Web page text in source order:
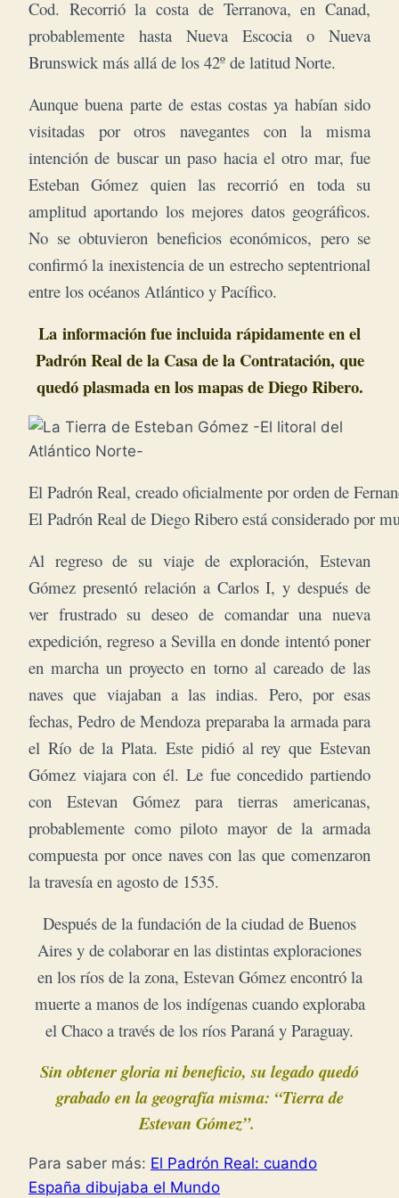
Cod. Recorrió la costa de Terranova, en Canad,
probablemente hasta Nueva Escocia o Nueva
Brunswick más allá de los 42º de latitud Norte.
Aunque buena parte de estas costas ya habían sido
visitadas por otros navegantes con la misma
intención de buscar un paso hacia el otro mar, fue
Esteban Gómez quien las recorrió en toda su
amplitud aportando los mejores datos geográficos.
No se obtuvieron beneficios económicos, pero se
confirmó la inexistencia de un estrecho septentrional
entre los océanos Atlántico y Pacífico.
La información fue incluida rápidamente en el
Padrón Real de la Casa de la Contratación, que
quedó plasmada en los mapas de Diego Ribero.
El Padrón Real, creado oficialmente por orden de
El Padrón Real de Diego Ribero está considerado por
Al regreso de su viaje de exploración, Estevan
Gómez presentó relación a Carlos I, y después de
ver frustrado su deseo de comandar una nueva
expedición, regreso a Sevilla en donde intentó poner
en marcha un proyecto en torno al careado de las
naves que viajaban a las indias. Pero, por esas
fechas, Pedro de Mendoza preparaba la armada para
el Río de la Plata. Este pidió al rey que Estevan
Gómez viajara con él. Le fue concedido partiendo
con Estevan Gómez para tierras americanas,
probablemente como piloto mayor de la armada
compuesta por once naves con las que comenzaron
la travesía en agosto de 1535.
Después de la fundación de la ciudad de Buenos
Aires y de colaborar en las distintas exploraciones
en los ríos de la zona, Estevan Gómez encontró la
muerte a manos de los indígenas cuando exploraba
el Chaco a través de los ríos Paraná y Paraguay.
Sin obtener gloria ni beneficio, su legado quedó
grabado en la geografía misma: “Tierra de
Estevan Gómez”.
Para saber más: El Padrón Real: cuando
España dibujaba el Mundo